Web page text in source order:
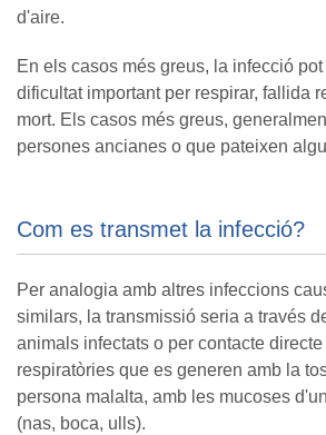
d'aire.
En els casos més greus, la infecció
dificultat important per respirar, fallida
mort. Els casos més greus,
persones ancianes o que pateixen
Com es transmet la infecció?
Per analogia amb altres infeccions
similars, la transmissió seria a través
animals infectats o per contacte
respiratòries que es generen amb la
persona malalta, amb les mucoses
(nas, boca, ulls).